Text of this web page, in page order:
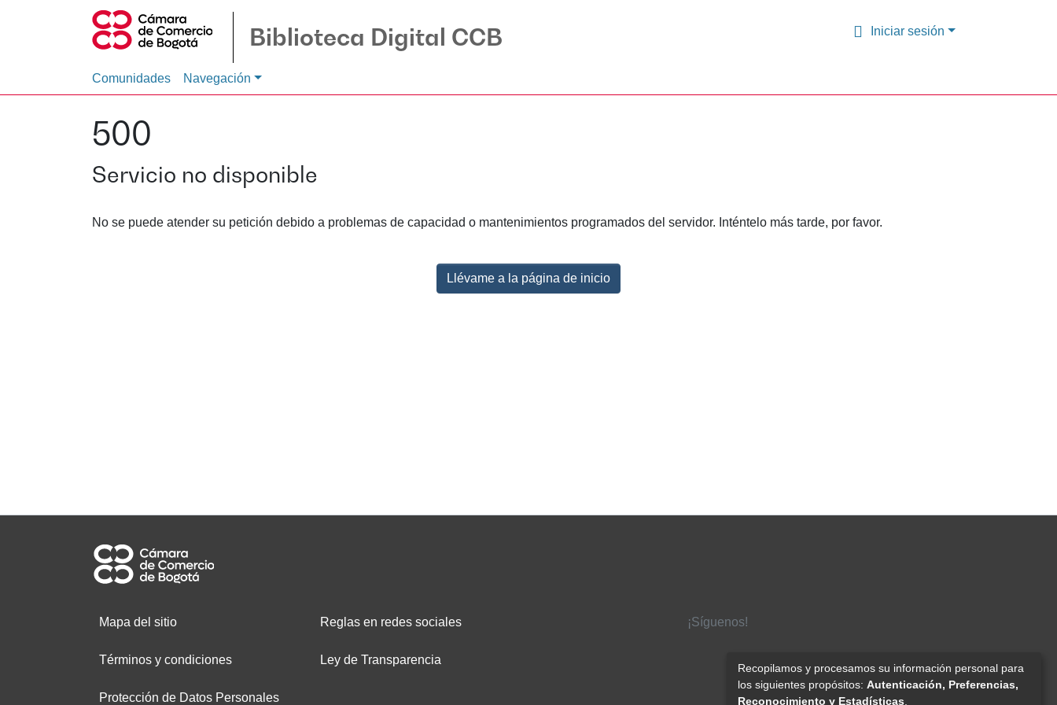
Biblioteca Digital CCB Iniciar sesión
Comunidades Navegación
500
Servicio no disponible
No se puede atender su petición debido a problemas de capacidad o mantenimientos programados del servidor. Inténtelo más tarde, por favor.
Llévame a la página de inicio
Mapa del sitio
Términos y condiciones
Protección de Datos Personales
Reglas en redes sociales
Ley de Transparencia
¡Síguenos!
Recopilamos y procesamos su información personal para
los siguientes propósitos: Autenticación, Preferencias,
Reconocimiento y Estadísticas